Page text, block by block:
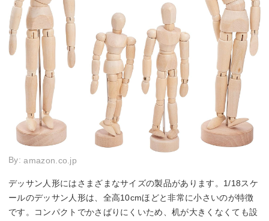
By:amazon.co.jp
デッサン人形にはさまざまなサイズの製品があります。1/18スケ
ールのデッサン人形は、全高10cmほどと非常に小さいのが特徴
です。コンパクトでかさばりにくいため、机が大きくなくても設